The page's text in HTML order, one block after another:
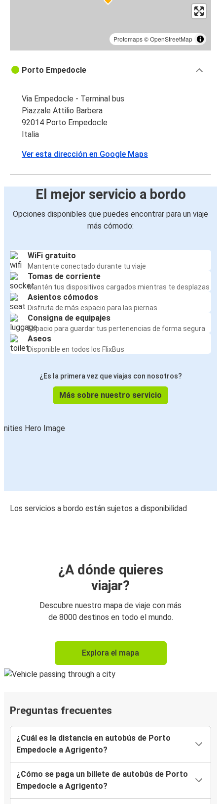
Protomaps©OpenStreetMap
Porto Empedocle
Via Empedocle - Terminal bus
Piazzale Attilio Barbera
92014 Porto Empedocle
Italia
Ver esta dirección en Google Maps
El mejor servicio a bordo
Opciones disponibles que puedes encontrar para un viaje
más cómodo:
WiFi gratuito
Mantente conectado durante tu viaje
Tomas de corriente
Mantén tus dispositivos cargados mientras te desplazas
Asientos cómodos
Disfruta de más espacio para las piernas
Consigna de equipajes
Espacio para guardar tus pertenencias de forma segura
Aseos
Disponible en todos los FlixBus
¿Es la primera vez que viajas con nosotros?
Más sobre nuestro servicio
Los servicios a bordo están sujetos a disponibilidad
¿A dónde quieres
viajar?
Descubre nuestro mapa de viaje con más
de 8000 destinos en todo el mundo.
Explora el mapa
Preguntas frecuentes
¿Cuál es la distancia en autobús de Porto
Empedocle a Agrigento?
¿Cómo se paga un billete de autobús de Porto
Empedocle a Agrigento?